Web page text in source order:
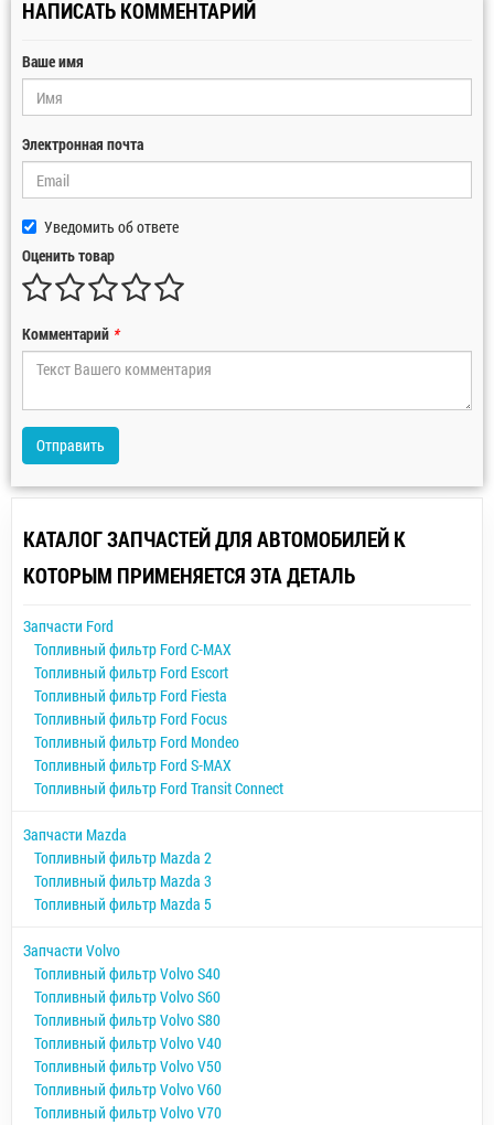
НАПИСАТЬ КОММЕНТАРИЙ
Ваше имя
Электронная почта
Уведомить об ответе
Оценить товар
Комментарий *
Отправить
КАТАЛОГ ЗАПЧАСТЕЙ ДЛЯ АВТОМОБИЛЕЙ К
КОТОРЫМ ПРИМЕНЯЕТСЯ ЭТА ДЕТАЛЬ
Запчасти Ford
Топливный фильтр Ford C-MAX
Топливный фильтр Ford Escort
Топливный фильтр Ford Fiesta
Топливный фильтр Ford Focus
Топливный фильтр Ford Mondeo
Топливный фильтр Ford S-MAX
Топливный фильтр Ford Transit Connect
Запчасти Mazda
Топливный фильтр Mazda 2
Топливный фильтр Mazda 3
Топливный фильтр Mazda 5
Запчасти Volvo
Топливный фильтр Volvo S40
Топливный фильтр Volvo S60
Топливный фильтр Volvo S80
Топливный фильтр Volvo V40
Топливный фильтр Volvo V50
Топливный фильтр Volvo V60
Топливный фильтр Volvo V70